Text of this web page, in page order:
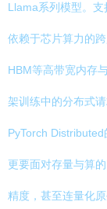
Llama系列模型。支
依赖于芯片算力的
HBM等高带宽内存
架训练中的分布式
PyTorch
更要面对存量与算
精度，甚至连量化